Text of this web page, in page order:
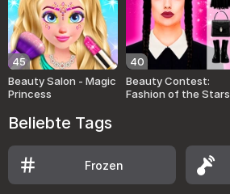
45
Beauty Salon - Magic
Princess
40
Beauty Contest:
Fashion of the Stars
Beliebte Tags
Frozen